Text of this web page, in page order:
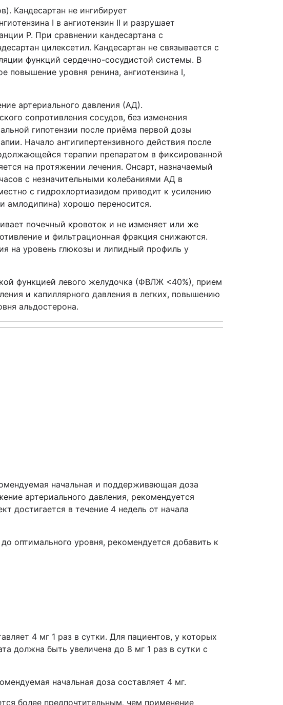
Кандесартан не ингибирует
I в ангиотензин II и разрушает
Р. При сравнении кандесартана с
цилексетил. Кандесартан не связывается с
функций сердечно-сосудистой системы. В
повышение уровня ренина, ангиотензина I,
артериального давления (АД).
сопротивления сосудов, без изменения
гипотензии после приёма первой дозы
Начало антигипертензивного действия после
терапии препаратом в фиксированной
на протяжении лечения. Онсарт, назначаемый
с незначительными колебаниями АД в
с гидрохлортиазидом приводит к усилению
амлодипина) хорошо переносится.
почечный кровоток и не изменяет или же
и фильтрационная фракция снижаются.
на уровень глюкозы и липидный профиль у
функцией левого желудочка (ФВЛЖ <40%), прием
и капиллярного давления в легких, повышению
альдостерона.
начальная и поддерживающая доза
артериального давления, рекомендуется
достигается в течение 4 недель от начала
оптимального уровня, рекомендуется добавить к
4 мг 1 раз в сутки. Для пациентов, у которых
должна быть увеличена до 8 мг 1 раз в сутки с
начальная доза составляет 4 мг.
более предпочтительным, чем применение